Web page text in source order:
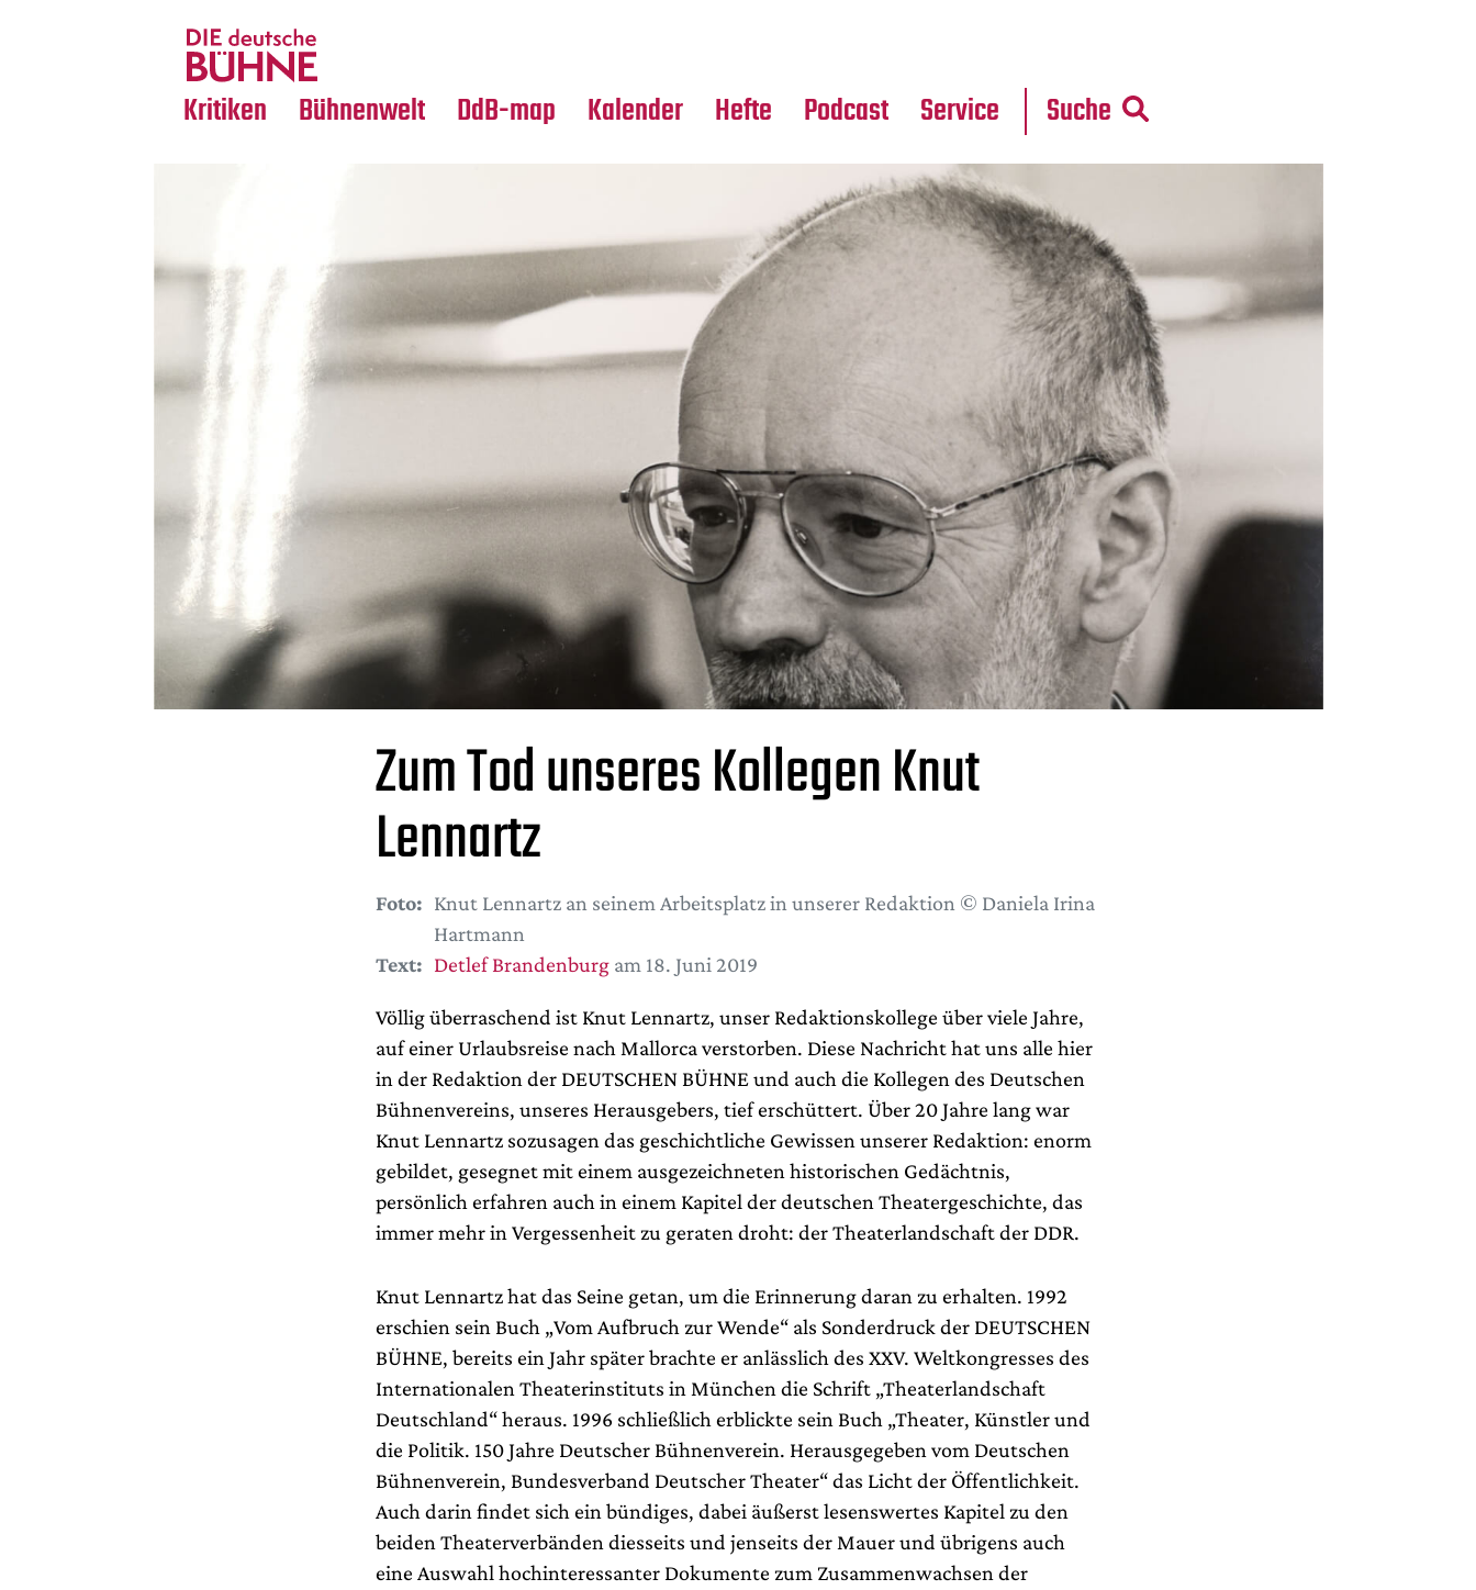
Kritiken
Crossover
Bühnenwelt
Medientipps
DdB-map Kalender Hefte Podcast Service Suche
Zum Tod unseres Kollegen Knut
Lennartz
Foto: Knut Lennartz an seinem Arbeitsplatz in unserer Redaktion © Daniela Irina
Hartmann
Text: Detlef Brandenburgam 18. Juni 2019
Völlig überraschend ist Knut Lennartz, unser Redaktionskollege über viele Jahre,
auf einer Urlaubsreise nach Mallorca verstorben. Diese Nachricht hat uns alle hier
in der Redaktion der DEUTSCHEN BÜHNE und auch die Kollegen des Deutschen
Bühnenvereins, unseres Herausgebers, tief erschüttert. Über 20 Jahre lang war
Knut Lennartz sozusagen das geschichtliche Gewissen unserer Redaktion: enorm
gebildet, gesegnet mit einem ausgezeichneten historischen Gedächtnis,
persönlich erfahren auch in einem Kapitel der deutschen Theatergeschichte, das
immer mehr in Vergessenheit zu geraten droht: der Theaterlandschaft der DDR.
Knut Lennartz hat das Seine getan, um die Erinnerung daran zu erhalten. 1992
erschien sein Buch „Vom Aufbruch zur Wende“ als Sonderdruck der DEUTSCHEN
BÜHNE, bereits ein Jahr später brachte er anlässlich des XXV. Weltkongresses des
Internationalen Theaterinstituts in München die Schrift „Theaterlandschaft
Deutschland“ heraus. 1996 schließlich erblickte sein Buch „Theater, Künstler und
die Politik. 150 Jahre Deutscher Bühnenverein. Herausgegeben vom Deutschen
Bühnenverein, Bundesverband Deutscher Theater“ das Licht der Öffentlichkeit.
Auch darin findet sich ein bündiges, dabei äußerst lesenswertes Kapitel zu den
beiden Theaterverbänden diesseits und jenseits der Mauer und übrigens auch
eine Auswahl hochinteressanter Dokumente zum Zusammenwachsen der